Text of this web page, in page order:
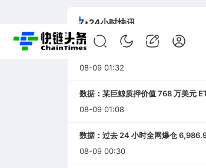
首页 快讯 专题
7*24小时快讯
Bitcoin Red Team 已扫描约 150 个
08-09 01:32
数据：某巨鲸质押价值 768 万美元
08-09 01:08
数据：过去 24 小时全网爆仓
08-09 00:30